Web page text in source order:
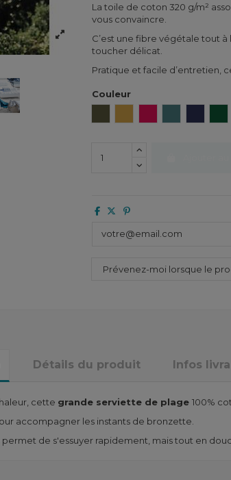
La toile de coton 320 g/m²
vous convaincre.
C’est une fibre végétale tout
toucher délicat.
Pratique et facile d’entretien,
Couleur
Détails du produit Infos
cette grande serviette de plage100%
accompagner les instants de bronzette.
de s'essuyer rapidement, mais tout en